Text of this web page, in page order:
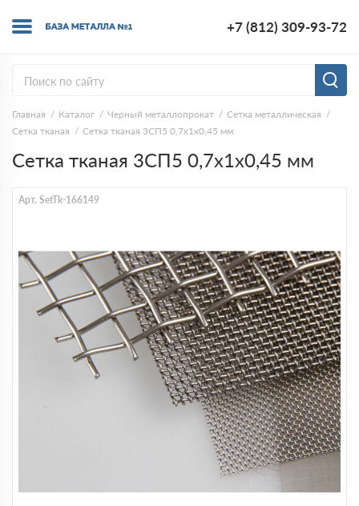
+7 (812) 309-93-72
Главная Каталог Черный металлопрокат
Сетка металлическая
Сетка тканая
Сетка тканая 3СП5 0,7х1х0,45 мм
Сетка тканая 3СП5 0,7х1х0,45 мм
Арт. SetTk-166149